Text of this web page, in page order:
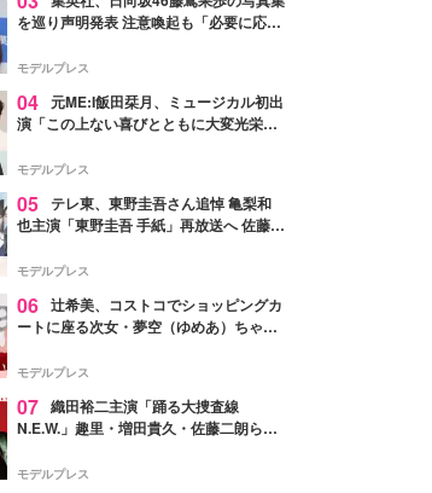
を巡り声明発表 注意喚起も「必要に応じ
モデルプレス
04 元ME:I飯田栞月、ミュージカル初出
演「この上ない喜びとともに大変光栄」
ャスト発表
モデルプレス
05 テレ東、東野圭吾さん追悼 亀梨和
也主演「東野圭吾 手紙」再放送へ 佐藤隆
モデルプレス
06 辻希美、コストコでショッピングカ
ートに座る次女・夢空（ゆめあ）ちゃん
ぎ」「成長を感じる」の声
モデルプレス
07 織田裕二主演「踊る大捜査線
N.E.W.」趣里・増田貴久・佐藤二朗ら新
徴する“謎のキーワード”も
モデルプレス